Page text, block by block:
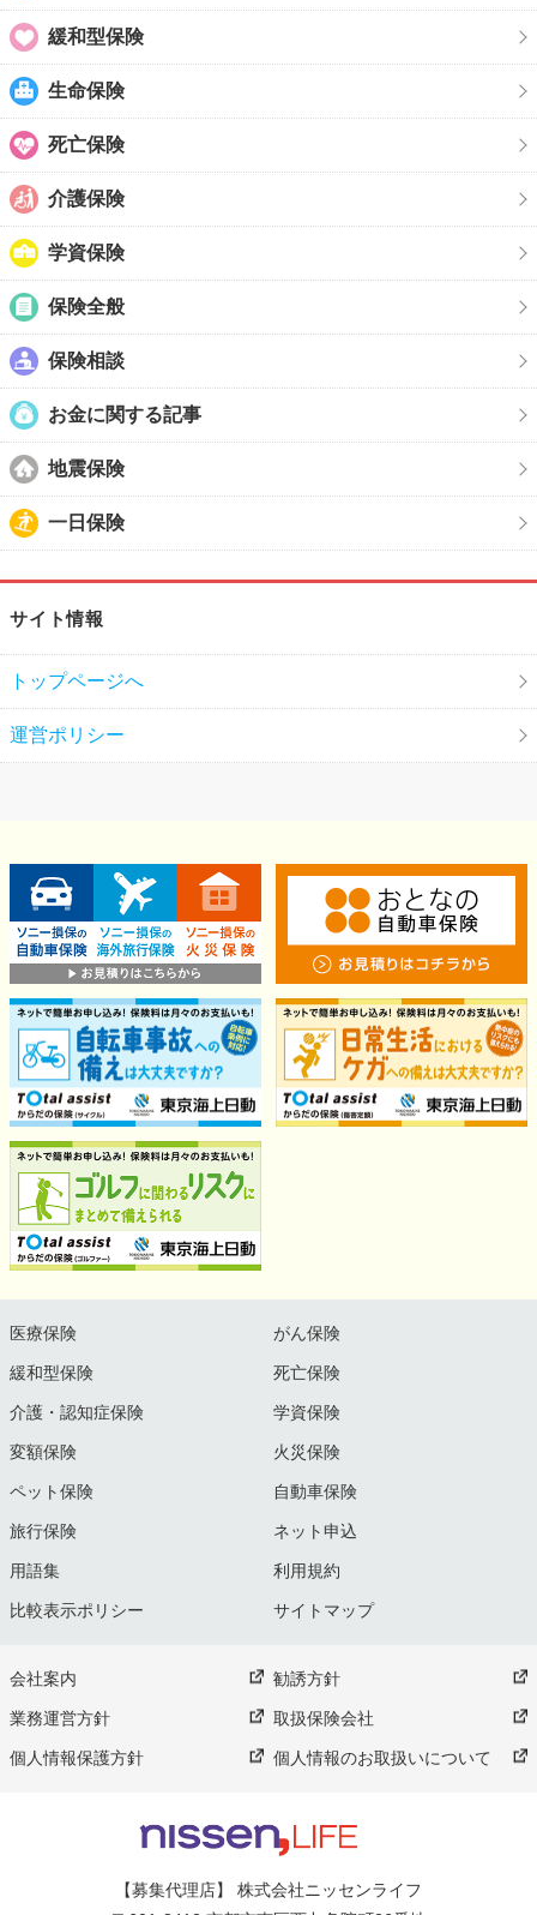
緩和型保険
生命保険
死亡保険
介護保険
学資保険
保険全般
保険相談
お金に関する記事
地震保険
一日保険
サイト情報
トップページへ
運営ポリシー
医療保険 がん保険
緩和型保険 死亡保険
介護・認知症保険 学資保険
変額保険 火災保険
ペット保険 自動車保険
旅行保険 ネット申込
用語集 利用規約
比較表示ポリシー サイトマップ
会社案内 勧誘方針
業務運営方針 取扱保険会社
個人情報保護方針 個人情報のお取扱いについて
【募集代理店】 株式会社ニッセンライフ